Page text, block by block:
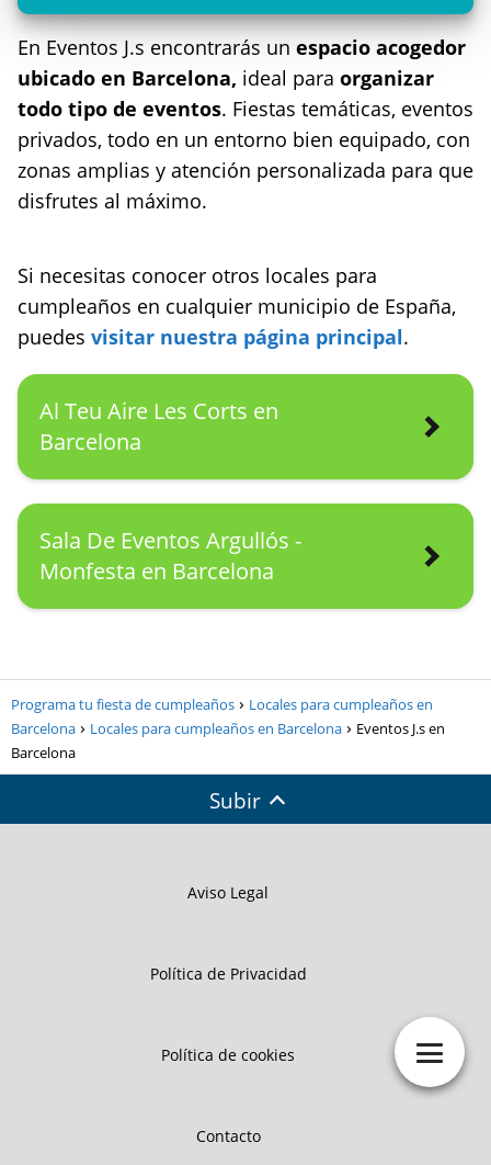
En Eventos J.s encontrarás un espacio acogedor
ubicado en Barcelona, ideal para organizar
todo tipo de eventos. Fiestas temáticas, eventos
privados, todo en un entorno bien equipado, con
zonas amplias y atención personalizada para que
disfrutes al máximo.
Si necesitas conocer otros locales para
cumpleaños en cualquier municipio de España,
puedes visitar nuestra página principal.
Al Teu Aire Les Corts en
Barcelona
Sala De Eventos Argullós -
Monfesta en Barcelona
Programa tu fiesta de cumpleaños
Locales para cumpleaños en
Barcelona
Locales para cumpleaños en Barcelona
Eventos J.s en
Barcelona
Subir
Aviso Legal
Política de Privacidad
Política de cookies
Contacto